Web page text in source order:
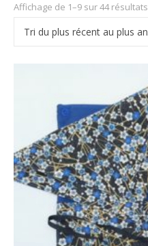
Affichage de 1–9 sur 44 résultats